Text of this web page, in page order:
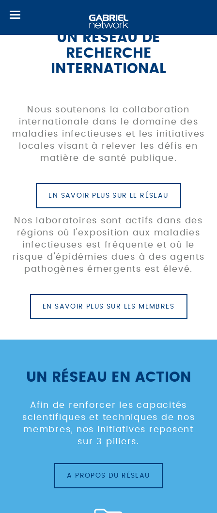
Toggle
UN RÉSEAU DE
RECHERCHE
INTERNATIONAL
Nous soutenons la collaboration
internationale dans le domaine des
maladies infectieuses et les initiatives
locales visant à relever les défis en
matière de santé publique.
EN SAVOIR PLUS SUR LE RÉSEAU
Nos laboratoires sont actifs dans des
régions où l'exposition aux maladies
infectieuses est fréquente et où le
risque d'épidémies dues à des agents
pathogènes émergents est élevé.
EN SAVOIR PLUS SUR LES MEMBRES
UN RÉSEAU EN ACTION
Afin de renforcer les capacités
scientifiques et techniques de nos
membres, nos initiatives reposent
sur 3 piliers.
A PROPOS DU RÉSEAU